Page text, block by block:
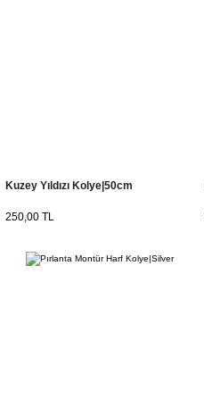
Kuzey Yıldızı Kolye|50cm
250,00 TL